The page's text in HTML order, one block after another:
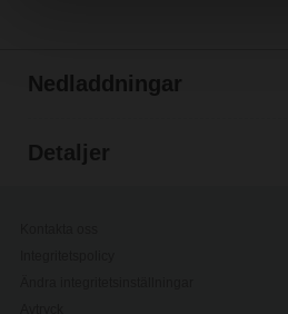
Nedladdningar
Detaljer